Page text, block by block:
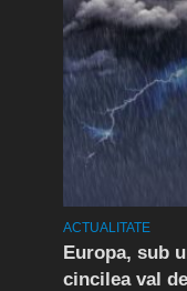
ACTUALITATE
Europa, sub
cincilea val